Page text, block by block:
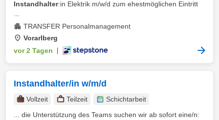
Instandhalter:in Elektrik m/w/d zum ehestmöglichen Eintritt
TRANSFER Personalmanagement
Vorarlberg
vor 2 Tagen
Instandhalter/in w/m/d
Vollzeit Teilzeit
Schichtarbeit
... die Unterstützung des Teams suchen wir ab sofort eine/n: